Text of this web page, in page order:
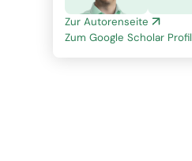
Zur Autorenseite
Zum Google Scholar Profil